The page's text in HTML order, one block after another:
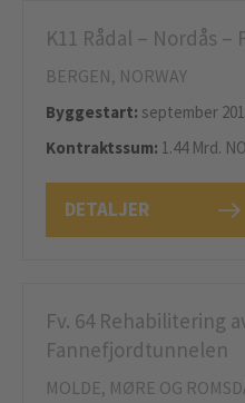
DETALJER
K11 Rådal – Nordås –
BERGEN, NORWAY
Byggestart: september
Kontraktssum: 1.44 Mrd.
Fv. 64 Rehabilitering
Fannefjordtunnelen
MOLDE, MØRE OG